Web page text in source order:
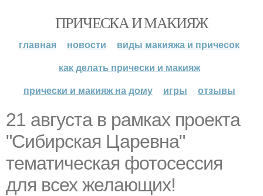
ПРИЧЕСКА И МАКИЯЖ
главная новости
виды макияжа и причесок
как делать прически и макияж
прически и макияж на дому
игры отзывы
21 августа в рамках проекта
"Сибирская Царевна"
тематическая фотосессия
для всех желающих!